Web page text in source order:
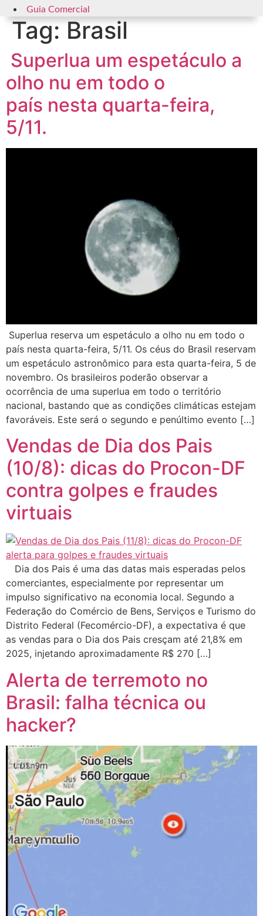
Guia Comercial
Tag:Brasil
Superlua um espetáculo a
olho nu em todo o
país nesta quarta-feira,
5/11.
Superlua reserva um espetáculo a olho nu em todo o
país nesta quarta-feira, 5/11. Os céus do Brasil reservam
um espetáculo astronômico para esta quarta-feira, 5 de
novembro. Os brasileiros poderão observar a
ocorrência de uma superlua em todo o território
nacional, bastando que as condições climáticas estejam
favoráveis. Este será o segundo e penúltimo evento […]
Vendas de Dia dos Pais
(10/8): dicas do Procon-DF
contra golpes e fraudes
virtuais
Dia dos Pais é uma das datas mais esperadas pelos
comerciantes, especialmente por representar um
impulso significativo na economia local. Segundo a
Federação do Comércio de Bens, Serviços e Turismo do
Distrito Federal (Fecomércio-DF), a expectativa é que
as vendas para o Dia dos Pais cresçam até 21,8% em
2025, injetando aproximadamente R$ 270 […]
Alerta de terremoto no
Brasil: falha técnica ou
hacker?